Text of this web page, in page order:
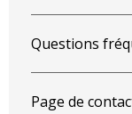
Questions
Page de